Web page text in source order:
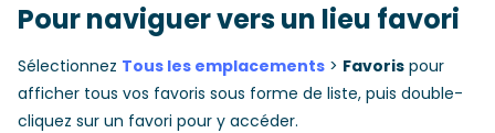
Pour naviguer vers un lieu favori
Sélectionnez Tous les emplacements > Favoris pour
afficher tous vos favoris sous forme de liste, puis double-
cliquez sur un favori pour y accéder.